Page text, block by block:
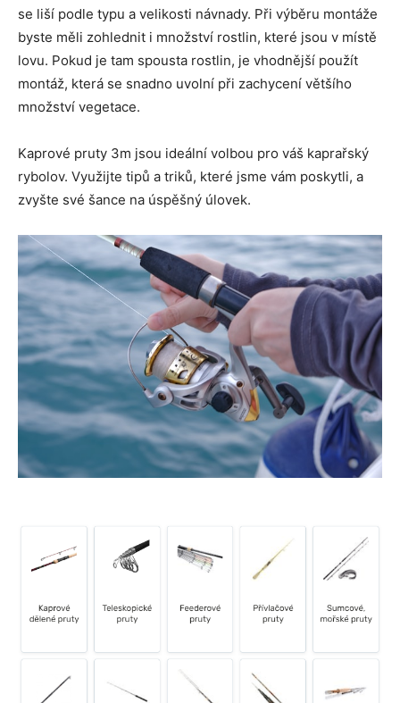
se liší podle typu a velikosti návnady. Při výběru montáže
byste měli zohlednit i množství rostlin, které jsou v místě
lovu. Pokud je tam spousta rostlin, je vhodnější použít
montáž, která se snadno uvolní při zachycení většího
množství vegetace.
Kaprové pruty 3m jsou ideální volbou pro váš kaprařský
rybolov. Využijte tipů a triků, které jsme vám poskytli, a
zvyšte své šance na úspěšný úlovek.